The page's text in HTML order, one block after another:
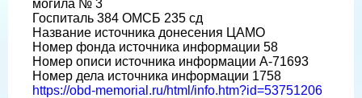
могила № 3
Госпиталь 384 ОМСБ 235 сд
Название источника донесения ЦАМО
Номер фонда источника информации 58
Номер описи источника информации А-71693
Номер дела источника информации 1758
https://obd-memorial.ru/html/info.htm?id=53751206